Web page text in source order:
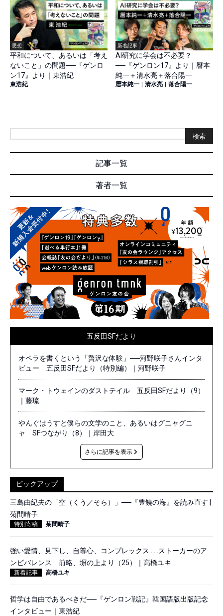
思想
平和について、あるいは「考え
ないこと」の問題──『ゲンロ
ン17』より｜東浩紀
東浩紀
新着記事
AI研究に学会は不必要？
──『ゲンロン17』より｜暦本
純一＋清水亮＋落合陽一
暦本純一 清水亮 落合陽一
検索
記事一覧
著者一覧
五反田SFだより
オペラを書くという「贅沢な体験」──河野咲子さんインタ
ビュー 五反田SFだより（特別編）｜河野咲子
マーク・トウェインのダストテイル 五反田SFだより（9）
｜藤琉
やんぐはうすと僕らの文学のこと、あるいはグニャグニ
ャ SFつながり（8）｜岸田大
さらに記事を表示
ピックアップ
三島由紀夫の「空（くう／そら）」──『豊饒の海』を読み直す |
菊間晴子
特別寄稿 菊間晴子
強い愛情、見下し、自尊心、コンプレックス……ストーカーのア
ンビバレンス 前略、塀の上より（25）｜高橋ユキ
新着記事 高橋ユキ
哲学は自由であるべきだ──『ゲンロン戦記』韓国語版出版記念
インタビュー｜東浩紀